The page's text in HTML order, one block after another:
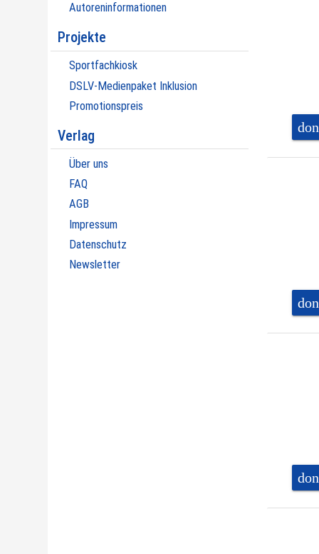
Autoreninformationen
Projekte
Sportfachkiosk
DSLV-Medienpaket Inklusion
Promotionspreis
Verlag
Über uns
FAQ
AGB
Impressum
Datenschutz
Newsletter